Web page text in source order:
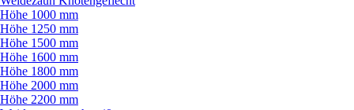
Höhe 1000 mm
Höhe 1250 mm
Höhe 1500 mm
Höhe 1600 mm
Höhe 1800 mm
Höhe 2000 mm
Höhe 2200 mm